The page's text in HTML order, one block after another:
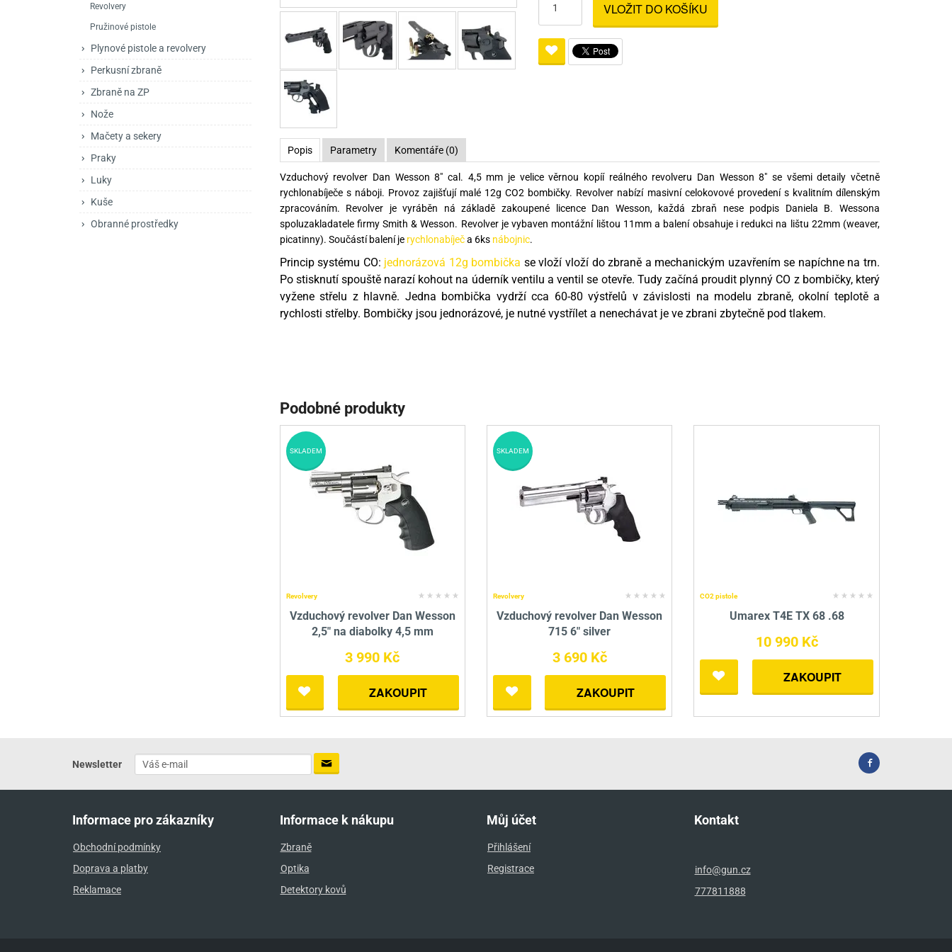
Zásobníky
Příslušenství pro zbraně na ZP
Brokovnice opakovací
Brokovnice samonabíjecí
Zavírací nože
Kuchyňské nože
Příslušenství pro nože
Luky
Kuše
Pro lištu weaver a picatinny
Adaptéry
Pro lištu 15 - 17 mm
Náboje na ZP Pistolové a revolverové náboje
Puškové náboje
Brokové náboje
Ochranné prostředky
Rowan Engineering
Bipody, stolice a vaky
Pro perkusní zbraně
Ostatní Svítilny
Revolvery
Pružinové pistole
Plynové pistole a revolvery
Perkusní zbraně
Zbraně na ZP
Nože
Mačety a sekery
Praky
Luky
Kuše
Obranné prostředky
VLOŽIT DO KOŠÍKU
Popis Parametry Komentáře (0)
Vzduchový revolver Dan Wesson 8" cal. 4,5 mm je velice věrnou kopíí reálného revolveru Dan Wesson 8" se všemi detaily včetně
rychlonabíječe s náboji. Provoz zajišťují malé 12g CO2 bombičky. Revolver nabízí masivní celokovové provedení s kvalitním dílenským
zpracováním. Revolver je vyráběn ná základě zakoupené licence Dan Wesson, každá zbraň nese podpis Daniela B. Wessona
spoluzakladatele firmy Smith & Wesson. Revolver je vybaven montážní lištou 11mm a balení obsahuje i redukci na lištu 22mm (weaver,
picatinny). Součástí balení je rychlonabíječa 6ks nábojnic.
Princip systému CO: jednorázová 12g bombička se vloží vloží do zbraně a mechanickým uzavřením se napíchne na trn.
Po stisknutí spouště narazí kohout na úderník ventilu a ventil se otevře. Tudy začíná proudit plynný CO z bombičky, který
vyžene střelu z hlavně. Jedna bombička vydrží cca 60-80 výstřelů v závislosti na modelu zbraně, okolní teplotě a
rychlosti střelby. Bombičky jsou jednorázové, je nutné vystřílet a nenechávat je ve zbrani zbytečně pod tlakem.
Podobné produkty
Revolvery
Vzduchový revolver Dan Wesson
2,5" na diabolky 4,5 mm
3 990 Kč
ZAKOUPIT
SKLADEM
Revolvery
Vzduchový revolver Dan Wesson
715 6" silver
3 690 Kč
ZAKOUPIT
SKLADEM
CO2 pistole
Umarex T4E TX 68 .68
10 990 Kč
ZAKOUPIT
Newsletter
Informace pro zákazníky
Obchodní podmínky
Doprava a platby
Reklamace
Informace k nákupu
Zbraně
Optika
Detektory kovů
Můj účet
Přihlášení
Registrace
Kontakt
info@gun.cz
777811888